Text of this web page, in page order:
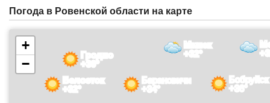
Погода в Ровенской области на карте
Минск
+32°
Гродно
+30°
Белосток
+32°
Бобруйск
+36°
Барановичи
+34°
+
−